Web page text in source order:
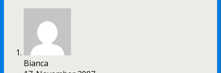
Bianca